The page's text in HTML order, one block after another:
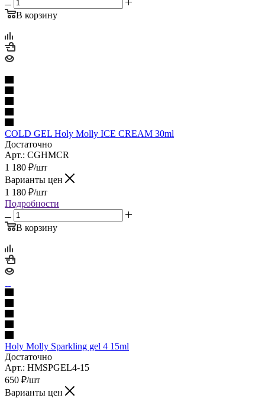
В корзину
COLD GEL Holy Molly ICE CREAM 30ml
Достаточно
Арт.: CGHMCR
1 180 ₽/шт
Варианты цен
1 180 ₽/шт
Подробности
В корзину
Holy Molly Sparkling gel 4 15ml
Достаточно
Арт.: HMSPGEL4-15
650 ₽/шт
Варианты цен